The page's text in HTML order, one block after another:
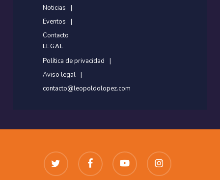
Noticias
Eventos
Contacto
LEGAL
Política de privacidad
Aviso legal
contacto@leopoldolopez.com
twitter facebook youtube instagram